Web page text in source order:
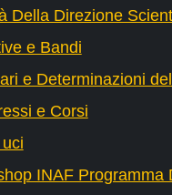
Della Direzione
e Bandi
e Determinazioni
e Corsi
INAF Programma